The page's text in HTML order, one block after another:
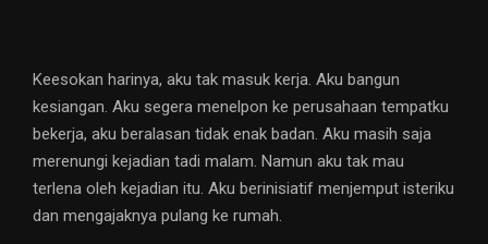
Keesokan harinya, aku tak masuk kerja. Aku bangun
kesiangan. Aku segera menelpon ke perusahaan tempatku
bekerja, aku beralasan tidak enak badan. Aku masih saja
merenungi kejadian tadi malam. Namun aku tak mau
terlena oleh kejadian itu. Aku berinisiatif menjemput isteriku
dan mengajaknya pulang ke rumah.